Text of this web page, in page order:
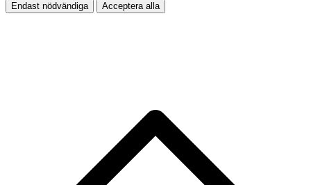
Endast nödvändiga Acceptera alla